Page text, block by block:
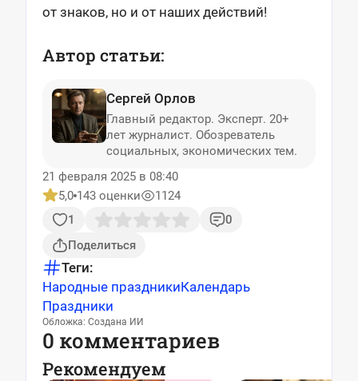
от знаков, но и от наших действий!
Автор статьи:
Сергей Орлов
Главный редактор. Эксперт. 20+
лет журналист. Обозреватель
социальных, экономических тем.
21 февраля 2025 в 08:40
5,0 143 оценки
1124
1
0
Поделиться
Теги:
Народные праздникиКалендарь
Праздники
Обложка: Создана ИИ
0 комментариев
Рекомендуем